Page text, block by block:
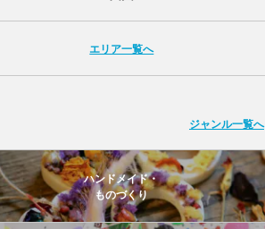
エリア一覧へ
ジャンル一覧へ
ハンドメイド・
ものづくり